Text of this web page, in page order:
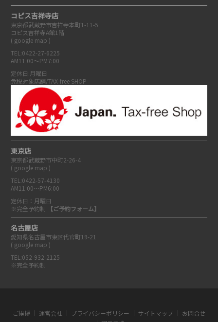
コピス吉祥寺店
東京都武蔵野市吉祥寺本町1-11-5
コピス吉祥寺A館1階
( google map )
TEL:0422-27-6225
AM11:00～PM7:00
定休日:月曜日
免税対象店舗/TAX-free SHOP
東京店
東京都武蔵野市中町2-26-4
( google map )
TEL:0422-57-4130
AM11:00～PM6:00
定休日：月曜日
※完全予約制
【ご予約フォーム】
名古屋店
愛知県名古屋市東区代官町19-21
( google map )
TEL:052-932-2125
※完全予約制
ご挨拶 運営会社 プライバシーポリシー サイトマップ
お問合せ